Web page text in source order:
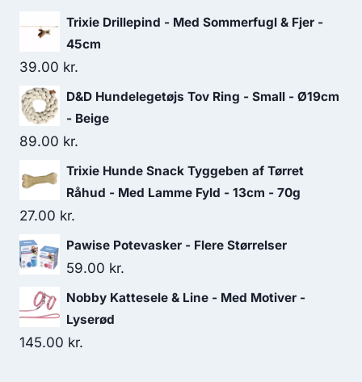
Trixie Drillepind - Med Sommerfugl & Fjer -
45cm
39.00 kr.
D&D Hundelegetøjs Tov Ring - Small - Ø19cm
- Beige
89.00 kr.
Trixie Hunde Snack Tyggeben af Tørret
Råhud - Med Lamme Fyld - 13cm - 70g
27.00 kr.
Pawise Potevasker - Flere Størrelser
59.00 kr.
Nobby Kattesele & Line - Med Motiver -
Lyserød
145.00 kr.